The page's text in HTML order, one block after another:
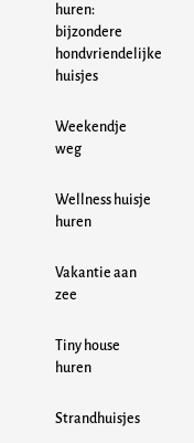
huren:
bijzondere
hondvriendelijke
huisjes
Weekendje
weg
Wellness huisje
huren
Vakantie aan
zee
Tiny house
huren
Strandhuisjes